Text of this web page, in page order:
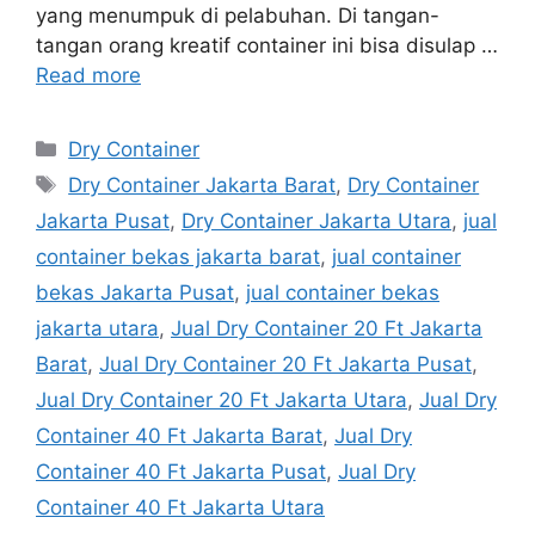
yang menumpuk di pelabuhan. Di tangan-
tangan orang kreatif container ini bisa disulap …
Read more
Categories
Dry Container
Tags
Dry Container Jakarta Barat, Dry Container
Jakarta Pusat, Dry Container Jakarta Utara, jual
container bekas jakarta barat, jual container
bekas Jakarta Pusat, jual container bekas
jakarta utara, Jual Dry Container 20 Ft Jakarta
Barat, Jual Dry Container 20 Ft Jakarta Pusat,
Jual Dry Container 20 Ft Jakarta Utara, Jual Dry
Container 40 Ft Jakarta Barat, Jual Dry
Container 40 Ft Jakarta Pusat, Jual Dry
Container 40 Ft Jakarta Utara